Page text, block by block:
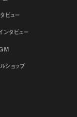
ビュー
ンタビュー
ショップ